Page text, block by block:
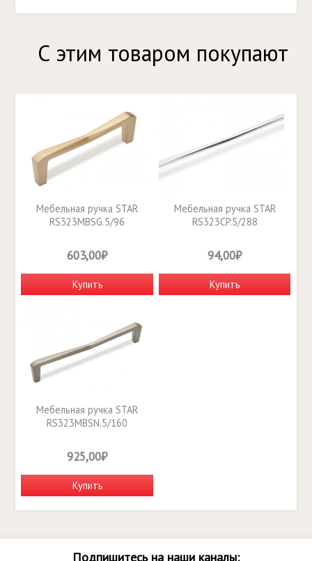
С этим товаром покупают
Мебельная ручка STAR
RS323MBSG.5/96
603,00₽
Купить
Мебельная ручка STAR
RS323CP.5/288
94,00₽
Купить
Мебельная ручка STAR
RS323MBSN.5/160
925,00₽
Купить
Подпишитесь на наши каналы: